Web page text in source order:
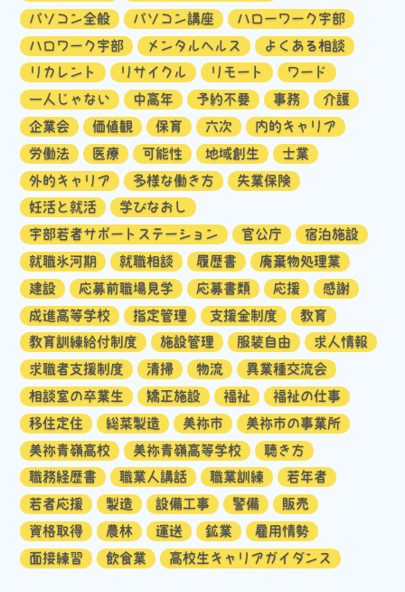
パソコン全般
パソコン講座
ハローワーク宇部
ハロワーク宇部
メンタルヘルス
よくある相談
リカレント
リサイクル リモート
ワード
一人じゃない
中高年 予約不要 事務
介護
企業会
価値観 保育 六次
内的キャリア
労働法
医療 可能性 地域創生
士業
外的キャリア
多様な働き方
失業保険
妊活と就活
学びなおし
宇部若者サポートステーション
官公庁
宿泊施設
就職氷河期
就職相談 履歴書
廃棄物処理業
建設
応募前職場見学 応募書類 応援
感謝
成進高等学校
指定管理 支援金制度
教育
教育訓練給付制度
施設管理 服装自由
求人情報
求職者支援制度
清掃 物流
異業種交流会
相談室の卒業生
矯正施設 福祉
福祉の仕事
移住定住
総菜製造 美祢市
美祢市の事業所
美祢青嶺高校
美祢青嶺高等学校
聴き方
職務経歴書
職業人講話 職業訓練
若年者
若者応援
製造 設備工事 警備
販売
資格取得
農林 運送 鉱業
雇用情勢
面接練習
飲食業 高校生キャリアガイダンス